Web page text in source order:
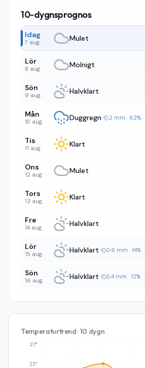
10-dygnsprognos
Idag
7 aug. Mulet
Lör
8 aug. Molnigt
Sön
9 aug. Halvklart
Mån
10 aug. Duggregn· 2 mm · 62%
Tis
11 aug. Klart
Ons
12 aug. Mulet
Tors
13 aug. Klart
Fre
14 aug. Halvklart
Lör
15 aug. Halvklart· 0.6 mm · 14%
Sön
16 aug. Halvklart· 0.4 mm · 12%
Temperaturtrend · 10 dygn
22°
27°